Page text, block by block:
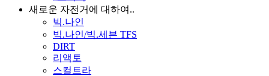
새로운 자전거에 대하여..
빅.나인
빅.나인/빅.세븐 TFS
DIRT
리액토
스컬트라